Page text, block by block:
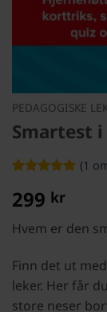
PEDAGOGISKE
Smartest
av 5 basert
på
kundevurdering
(1
299 kr
Hvem er den
Finn det ut
leker. Her får
store neser